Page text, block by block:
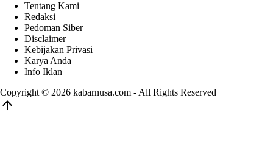
Tentang Kami
Redaksi
Pedoman Siber
Disclaimer
Kebijakan Privasi
Karya Anda
Info Iklan
Copyright © 2026 kabarnusa.com - All Rights Reserved
arrow_upward